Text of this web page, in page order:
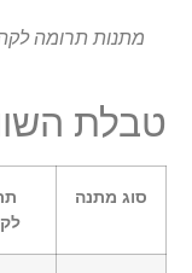
מתנות תרומה
טבלת
סוג מתנה